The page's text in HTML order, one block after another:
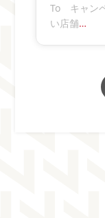
To キャン
い店舗…